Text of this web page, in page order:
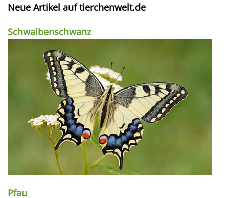
Neue Artikel auf tierchenwelt.de
Schwalbenschwanz
Pfau